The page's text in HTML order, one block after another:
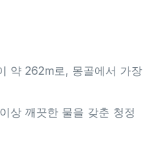
약 262m로, 몽골에서 가장
상 깨끗한 물을 갖춘 청정